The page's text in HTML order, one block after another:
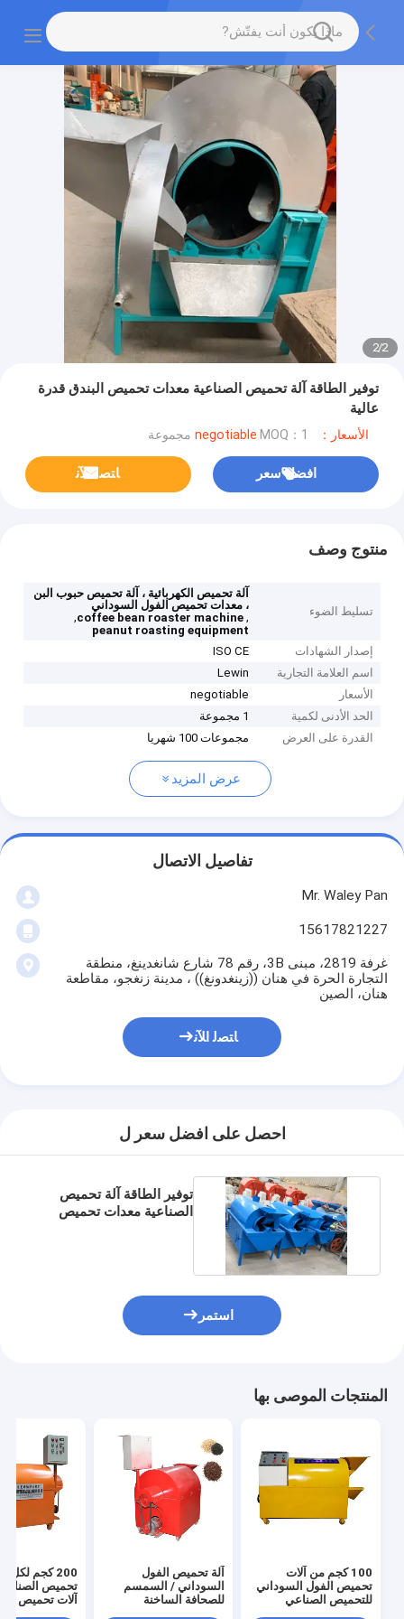
2
/
2
توفير الطاقة آلة تحميص الصناعية معدات تحميص البندق قدرة
عالية
الأسعار：negotiable MOQ：1 مجموعة
افضل سعر ﺎﺘﺼﻟ ﺍﻶﻧ
منتوج وصف
تسليط الضوء
آلة تحميص الكهربائية ، آلة تحميص حبوب البن
، معدات تحميص الفول السوداني
,
coffee bean roaster machine
,
peanut roasting equipment
إصدار الشهادات
ISO CE
اسم العلامة التجارية
Lewin
الأسعار
negotiable
الحد الأدنى لكمية
1 مجموعة
القدرة على العرض
مجموعات 100 شهريا
عرض المزيد
تفاصيل الاتصال
Mr. Waley Pan
15617821227
غرفة 2819، مبنى 3B، رقم 78 شارع شانغدينغ، منطقة
التجارة الحرة في هنان ((زينغدونغ)) ، مدينة زنغجو، مقاطعة
هنان، الصين
ﺎﺘﺼﻟ ﺍﻶﻧ
احصل على افضل سعر ل
توفير الطاقة آلة تحميص
الصناعية معدات تحميص
استمر
المنتجات الموصى بها
100 كجم من آلات
تحميص الفول السوداني
للتحميص الصناعي
آلة تحميص الفول
السوداني / السمسم
للصحافة الساخنة
200 كجم لكل
تحميص
آلات تحميص